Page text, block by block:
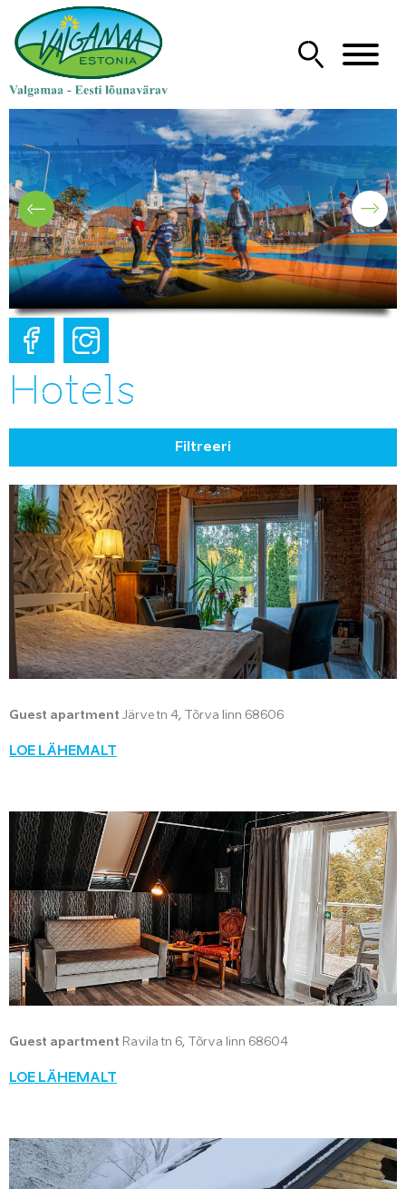
Hotels
Filtreeri
Guest apartment Järve tn 4, Tõrva linn 68606
LOE LÄHEMALT
Guest apartment Ravila tn 6, Tõrva linn 68604
LOE LÄHEMALT